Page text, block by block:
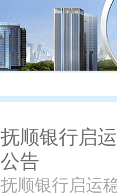
抚顺银行启
公告
抚顺银行启运